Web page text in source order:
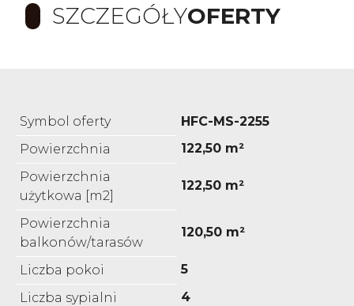
SZCZEGÓŁYOFERTY
Symbol oferty
HFC-MS-2255
Powierzchnia
122,50 m²
Powierzchnia
użytkowa [m2]
122,50 m²
Powierzchnia
balkonów/tarasów
120,50 m²
Liczba pokoi
5
Liczba sypialni
4